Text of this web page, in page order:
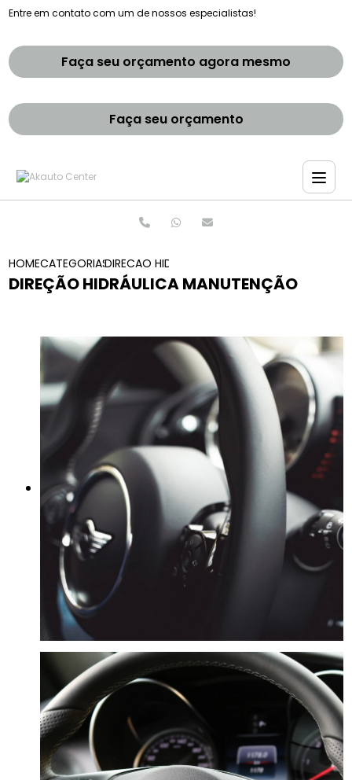
Entre em contato com um de nossos especialistas!
Faça seu orçamento agora mesmo
Faça seu orçamento
HOMECATEGORIASDIRECAO HIDRAULICA MANUTENCAO
DIREÇÃO HIDRÁULICA MANUTENÇÃO